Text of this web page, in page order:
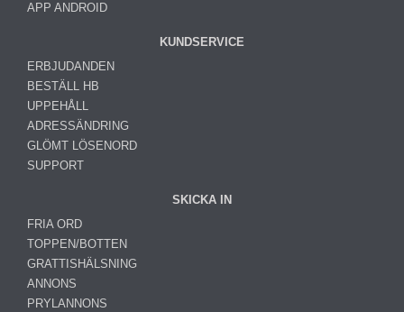
APP ANDROID
KUNDSERVICE
ERBJUDANDEN
BESTÄLL HB
UPPEHÅLL
ADRESSÄNDRING
GLÖMT LÖSENORD
SUPPORT
SKICKA IN
FRIA ORD
TOPPEN/BOTTEN
GRATTISHÄLSNING
ANNONS
PRYLANNONS